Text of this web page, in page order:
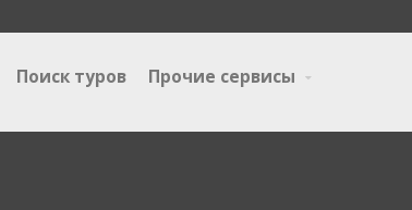
Поиск туров Прочие сервисы